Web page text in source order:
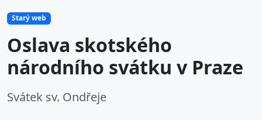
Starý web
Oslava skotského
národního svátku v Praze
Svátek sv. Ondřeje